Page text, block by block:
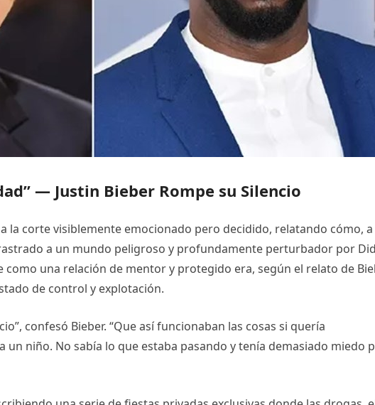
— Justin Bieber Rompe su Silencio
la corte visiblemente emocionado pero decidido, relatando cómo, a
a un mundo peligroso y profundamente perturbador por
una relación de mentor y protegido era, según el relato de
de control y explotación.
confesó Bieber. “Que así funcionaban las cosas si quería
un niño. No sabía lo que estaba pasando y tenía demasiado miedo